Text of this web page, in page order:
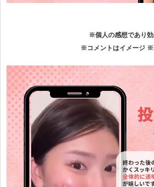
※個人の感想であり
※コメントはイメージ ※